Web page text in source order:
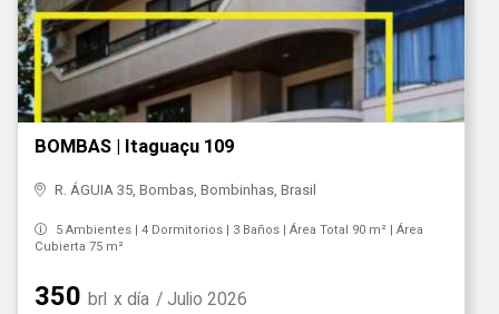
BOMBAS | Itaguaçu 109
R. ÁGUIA 35, Bombas, Bombinhas, Brasil
5 Ambientes | 4 Dormitorios | 3 Baños | Área Total 90 m² | Área
Cubierta 75 m²
350 brl x día / Julio 2026